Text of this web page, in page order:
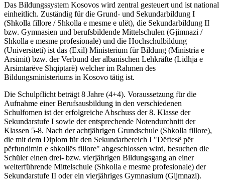
Das Bildungssystem Kosovos wird zentral gesteuert und ist national
einheitlich. Zuständig für die Grund- und Sekundarbildung I
(Shkolla fillore / Shkolla e mesme e ulët), die Sekundarbildung II
bzw. Gymnasien und berufsbildende Mittelschulen (Gjimnazi /
Shkolla e mesme profesionale) und die Hochschulbildung
(Universiteti) ist das (Exil) Ministerium für Bildung (Ministria e
Arsimit) bzw. der Verbund der albanischen Lehkräfte (Lidhja e
Arsimtarëve Shqiptarë) welcher im Rahmen des
Bildungsministeriums in Kosovo tätig ist.
Die Schulpflicht beträgt 8 Jahre (4+4). Voraussetzung für die
Aufnahme einer Berufsausbildung in den verschiedenen
Schulfomen ist der erfolgreiche Abschuss der 8. Klasse der
Sekundarstufe I sowie der entsprechende Notendurchnitt der
Klassen 5-8. Nach der achtjährigen Grundschule (Shkolla fillore),
die mit dem Diplom für den Sekundarbereich I "Dëftesë për
përfundimin e shkollës fillore" abgeschlossen wird, besuchen die
Schüler einen drei- bzw. vierjährigen Bildungsgang an einer
weiterführende Mittelschule (Shkolla e mesme profesionale) der
Sekundarstufe II oder ein vierjähriges Gymnasium (Gijmnazi).